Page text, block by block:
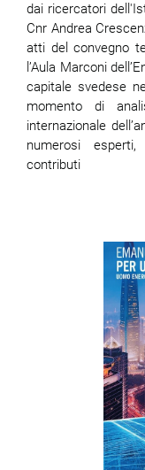
dai ricercatori
Cnr Andrea
atti del convegno
l’Aula Marconi
capitale svedese
momento di
internazionale
numerosi
contributi